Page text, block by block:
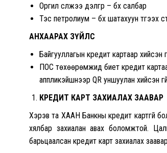
Оргил сүлжээ дэлгүүр – бүх салбар
Тэс петролиум – бүх шатахуун түгээх
АНХААРАХ ЗҮЙЛС
Байгууллагын кредит картаар хийсэн
ПОС төхөөрөмжид биет кредит
аппликэйшнээр QR уншуулан хийсэн
КРЕДИТ КАРТ ЗАХИАЛАХ ЗААВАР
Хэрэв та ХААН Банкны кредит картгүй
хялбар захиалан авах боломжтой.
барьцаалсан кредит карт захиалах